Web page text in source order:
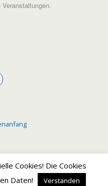
Cookies! Die Cookies
Daten!
Verstanden